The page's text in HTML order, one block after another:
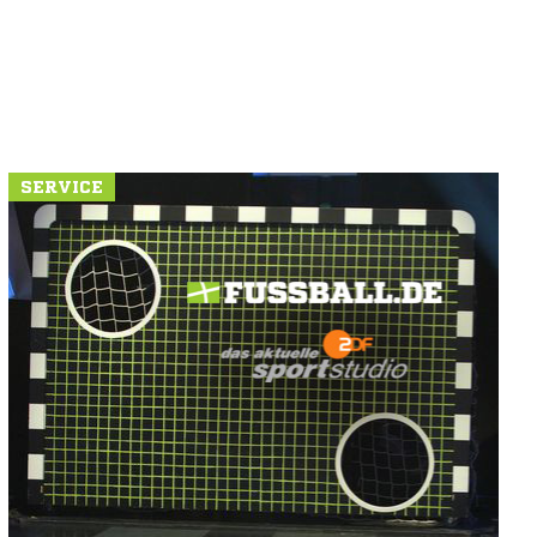
SERVICE